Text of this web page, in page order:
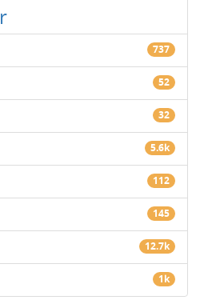
737
52
32
5.6k
112
145
12.7k
1k